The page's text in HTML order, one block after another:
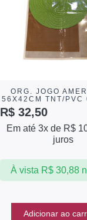
ORG. JOGO
56X42CM TNT/PVC
R$ 32,50
Em até 3x de R$
juros
À vista R$30,88
Adicionar ao